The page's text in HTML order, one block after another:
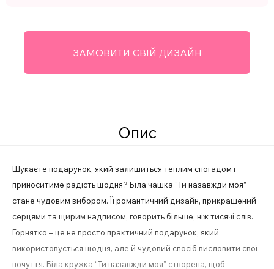
ЗАМОВИТИ СВІЙ ДИЗАЙН
Опис
Шукаєте подарунок, який залишиться теплим спогадом і
приноситиме радість щодня? Біла чашка “Ти назавжди моя”
стане чудовим вибором. Її романтичний дизайн, прикрашений
серцями та щирим надписом, говорить більше, ніж тисячі слів.
Горнятко – це не просто практичний подарунок, який
використовується щодня, але й чудовий спосіб висловити свої
почуття. Біла кружка “Ти назавжди моя” створена, щоб